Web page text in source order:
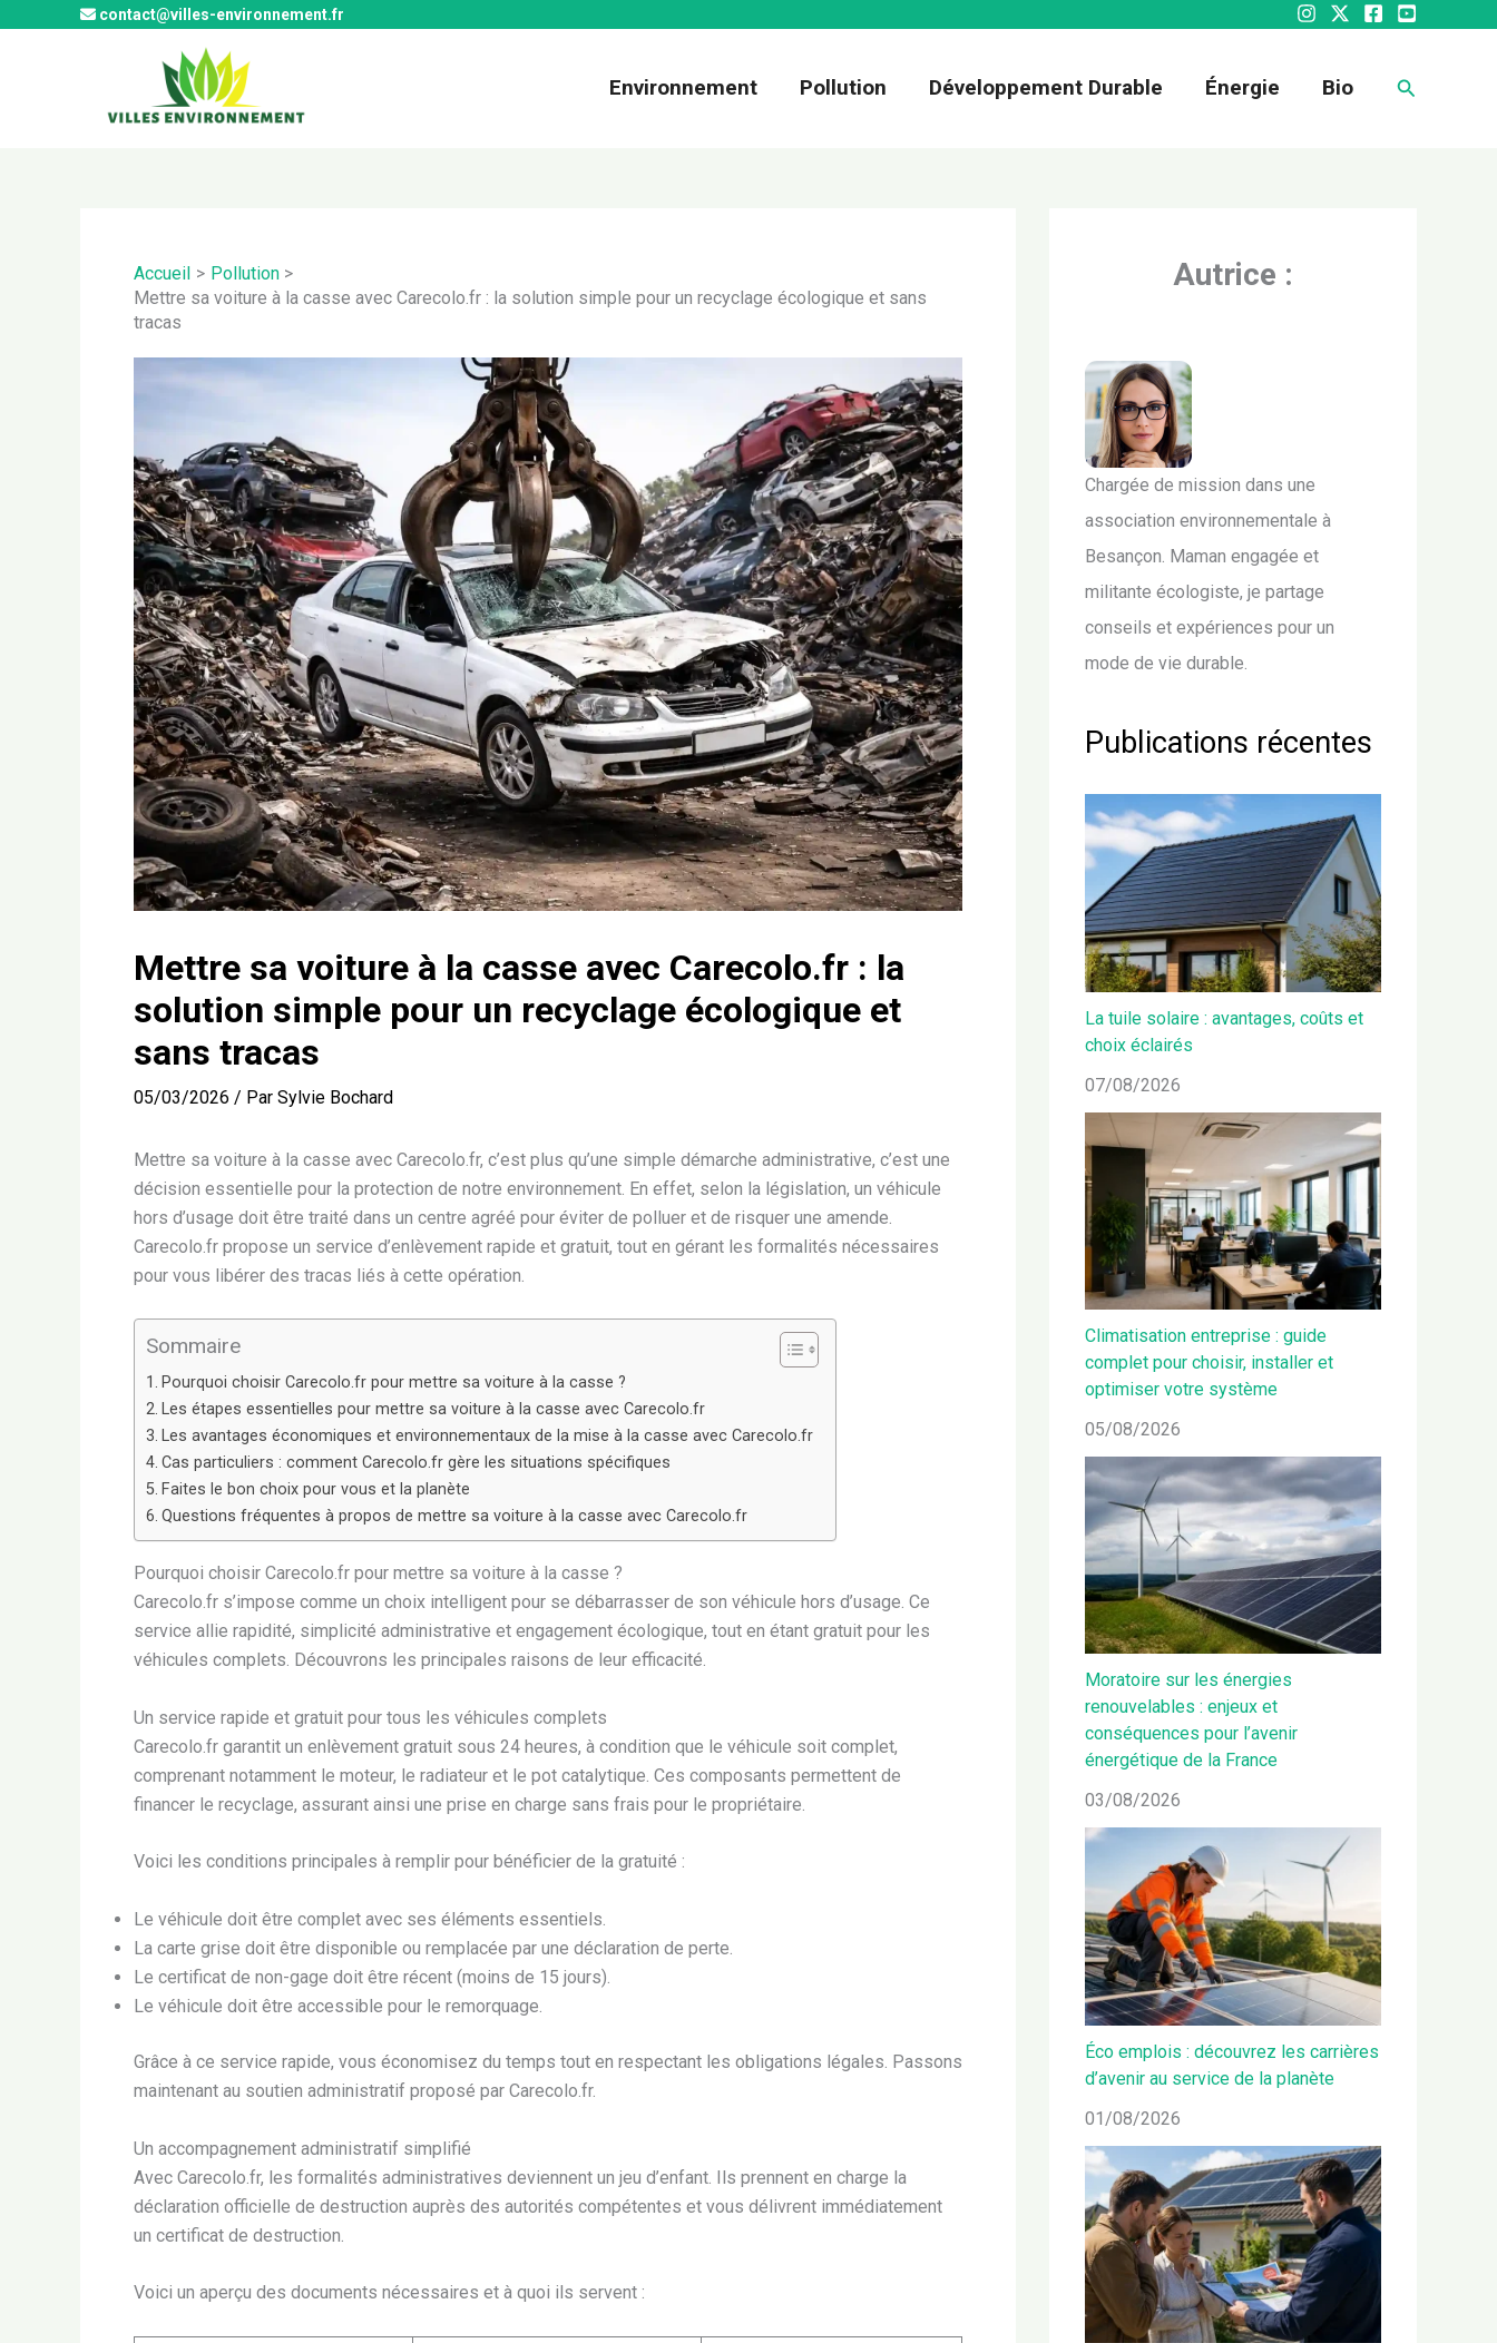
contact@villes-environnement.fr
Environnement Pollution Développement Durable Énergie Bio
Accueil
Pollution
Mettre sa voiture à la casse avec Carecolo.fr : la solution simple pour un recyclage écologique et sans
tracas
Mettre sa voiture à la casse avec Carecolo.fr : la
solution simple pour un recyclage écologique et
sans tracas
05/03/2026 / Par Sylvie Bochard
Mettre sa voiture à la casse avec Carecolo.fr, c’est plus qu’une simple démarche administrative, c’est une
décision essentielle pour la protection de notre environnement. En effet, selon la législation, un véhicule
hors d’usage doit être traité dans un centre agréé pour éviter de polluer et de risquer une amende.
Carecolo.fr propose un service d’enlèvement rapide et gratuit, tout en gérant les formalités nécessaires
pour vous libérer des tracas liés à cette opération.
Sommaire
Pourquoi choisir Carecolo.fr pour mettre sa voiture à la casse ?
Les étapes essentielles pour mettre sa voiture à la casse avec Carecolo.fr
Les avantages économiques et environnementaux de la mise à la casse avec Carecolo.fr
Cas particuliers : comment Carecolo.fr gère les situations spécifiques
Faites le bon choix pour vous et la planète
Questions fréquentes à propos de mettre sa voiture à la casse avec Carecolo.fr
Pourquoi choisir Carecolo.fr pour mettre sa voiture à la casse ?
Carecolo.fr s’impose comme un choix intelligent pour se débarrasser de son véhicule hors d’usage. Ce
service allie rapidité, simplicité administrative et engagement écologique, tout en étant gratuit pour les
véhicules complets. Découvrons les principales raisons de leur efficacité.
Un service rapide et gratuit pour tous les véhicules complets
Carecolo.fr garantit un enlèvement gratuit sous 24 heures, à condition que le véhicule soit complet,
comprenant notamment le moteur, le radiateur et le pot catalytique. Ces composants permettent de
financer le recyclage, assurant ainsi une prise en charge sans frais pour le propriétaire.
Voici les conditions principales à remplir pour bénéficier de la gratuité :
Le véhicule doit être complet avec ses éléments essentiels.
La carte grise doit être disponible ou remplacée par une déclaration de perte.
Le certificat de non-gage doit être récent (moins de 15 jours).
Le véhicule doit être accessible pour le remorquage.
Grâce à ce service rapide, vous économisez du temps tout en respectant les obligations légales. Passons
maintenant au soutien administratif proposé par Carecolo.fr.
Un accompagnement administratif simplifié
Avec Carecolo.fr, les formalités administratives deviennent un jeu d’enfant. Ils prennent en charge la
déclaration officielle de destruction auprès des autorités compétentes et vous délivrent immédiatement
un certificat de destruction.
Voici un aperçu des documents nécessaires et à quoi ils servent :
Autrice :
Chargée de mission dans une
association environnementale à
Besançon. Maman engagée et
militante écologiste, je partage
conseils et expériences pour un
mode de vie durable.
Publications récentes
La tuile solaire : avantages, coûts et
choix éclairés
07/08/2026
Climatisation entreprise : guide
complet pour choisir, installer et
optimiser votre système
05/08/2026
Moratoire sur les énergies
renouvelables : enjeux et
conséquences pour l’avenir
énergétique de la France
03/08/2026
Éco emplois : découvrez les carrières
d’avenir au service de la planète
01/08/2026